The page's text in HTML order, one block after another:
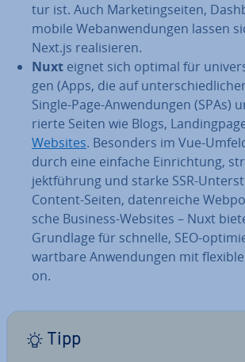
tur ist. Auch Mar­ke­ting­sei­ten,
mobile Web­an­wen­dun­gen lassen
Next.js rea­li­sie­ren.
Nuxt eignet sich optimal für
gen (Apps, die auf
Single-Page-An­wen­dun­gen (SPAs)
rier­te Seiten wie Blogs,
Websites. Besonders im Vue-
durch eine einfache Ein­rich­tung,
jekt­füh­rung und starke SSR-
Content-Seiten, da­ten­rei­che
sche Business-Websites – Nuxt
Grundlage für schnelle, SEO-
wartbare An­wen­dun­gen mit
on.
Tipp